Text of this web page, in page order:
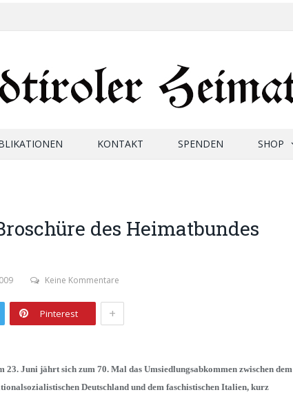
KONTAKT SPENDEN SHOP
des Heimatbundes
Keine Kommentare
Pinterest +
23. Juni jährt sich zum 70. Mal das Umsiedlungsabkommen zwischen dem
Deutschland und dem faschistischen Italien, kurz